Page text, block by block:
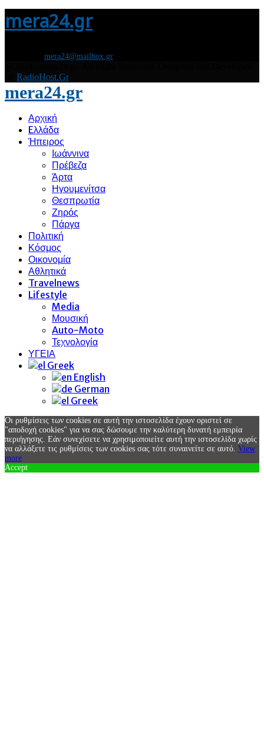
mera24.gr
mera24@mailbox.gr
RadioHost.Gr
mera24.gr
Αρχική
Eλλάδα
Ήπειρος
Ιωάννινα
Πρέβεζα
Άρτα
Ηγουμενίτσα
Θεσπρωτία
Ζηρός
Πάργα
Πολιτική
Κόσμος
Οικονομία
Αθλητικά
Travelnews
Lifestyle
Media
Μουσική
Auto-Moto
Τεχνολογία
ΥΓΕΙΑ
Greek
English
German
Greek
Οι ρυθμίσεις των cookies σε αυτή την ιστοσελίδα έχουν οριστεί σε
"αποδοχή cookies" για να σας δώσουμε την καλύτερη δυνατή εμπειρία
περιήγησης. Εάν συνεχίσετε να χρησιμοποιείτε αυτή την ιστοσελίδα χωρίς
να αλλάξετε τις ρυθμίσεις των cookies σας τότε συναινείτε σε αυτό. View
more
Accept